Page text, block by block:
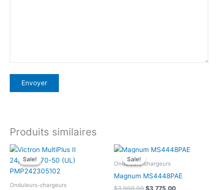
Produits similaires
Sale!
Sale!
Onduleurs-chargeurs
Sale!
Sale!
Onduleurs-chargeurs
Magnum MS4448PAE
$3,999.99 Le
$3,775.00Le